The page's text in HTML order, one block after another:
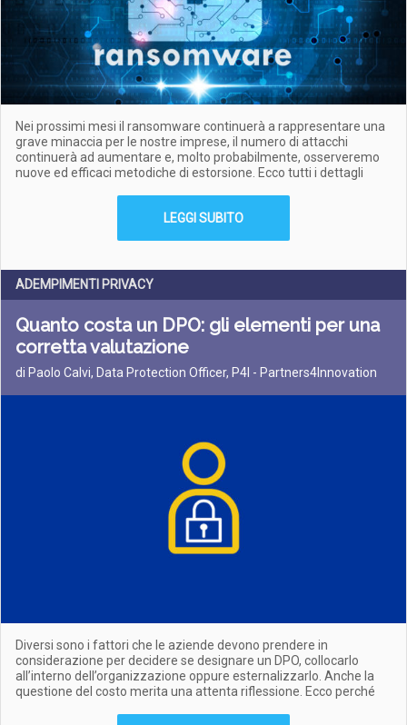
Nei prossimi mesi il ransomware continuerà a rappresentare una
grave minaccia per le nostre imprese, il numero di attacchi
continuerà ad aumentare e, molto probabilmente, osserveremo
nuove ed efficaci metodiche di estorsione. Ecco tutti i dettagli
LEGGI SUBITO
ADEMPIMENTI PRIVACY
Quanto costa un DPO: gli elementi per una
corretta valutazione
di Paolo Calvi, Data Protection Officer, P4I - Partners4Innovation
Diversi sono i fattori che le aziende devono prendere in
considerazione per decidere se designare un DPO, collocarlo
all’interno dell’organizzazione oppure esternalizzarlo. Anche la
questione del costo merita una attenta riflessione. Ecco perché